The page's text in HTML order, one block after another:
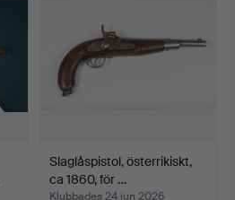
Slaglåspistol, österrikiskt,
ca 1860, för …
Klubbades 24 jun 2026